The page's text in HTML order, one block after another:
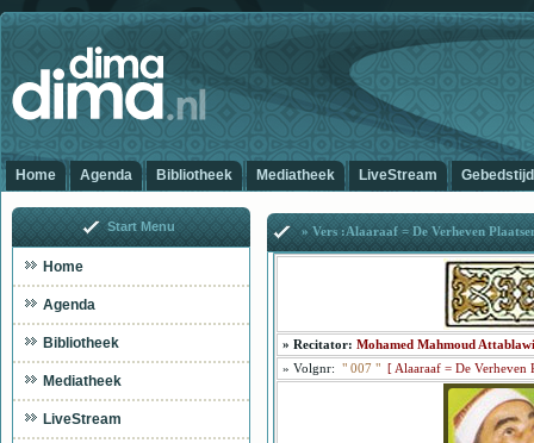
Home Agenda Bibliotheek Mediatheek LiveStream
» Vers :Alaaraaf = De Verheven
» Recitator: Mohamed Mahmoud Attablawi
» Volgnr: " 007 " [ Alaaraaf = De Verheven
Start Menu
Home
Agenda
Bibliotheek
Mediatheek
LiveStream